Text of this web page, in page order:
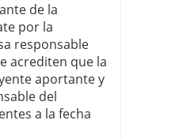
de la
por la
responsable
acrediten que la
aportante y
del
a la fecha